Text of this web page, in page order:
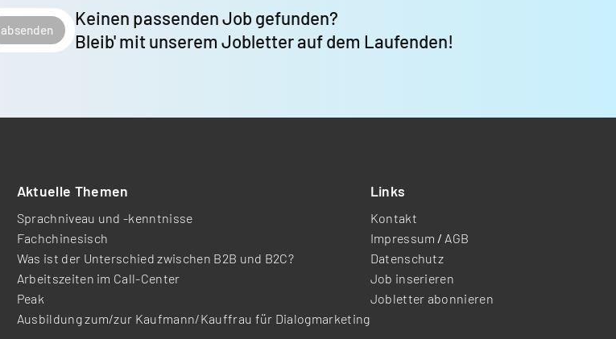
absenden
Keinen passenden Job gefunden?
Bleib' mit unserem Jobletter auf dem Laufenden!
Aktuelle Themen
Sprachniveau und -kenntnisse
Fachchinesisch
Was ist der Unterschied zwischen B2B und B2C?
Arbeitszeiten im Call-Center
Peak
Ausbildung zum/zur Kaufmann/Kauffrau für Dialogmarketing
Links
Kontakt
Impressum / AGB
Datenschutz
Job inserieren
Jobletter abonnieren